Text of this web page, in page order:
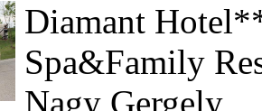
Diamant
Spa&Family
Nagy Gergely